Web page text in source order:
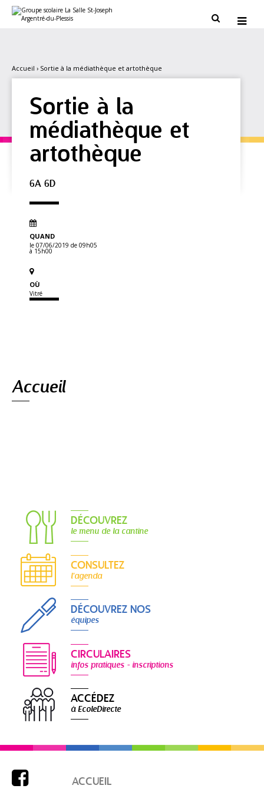
contenu.
personnels
 
Accueil › Sortie à la médiathèque et artothèque
Sortie à la
médiathèque et
artothèque
6A 6D
QUAND
le 07/06/2019 de 09h05
à 15h00
OÙ
Vitré
Accueil
DÉCOUVREZ
le menu de la cantine
CONSULTEZ
l'agenda
DÉCOUVREZ NOS
équipes
CIRCULAIRES
infos pratiques - inscriptions
ACCÉDEZ
à EcoleDirecte
 ACCUEIL